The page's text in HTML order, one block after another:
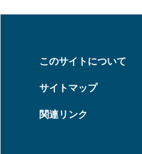
このサイトについて
サイトマップ
関連リンク